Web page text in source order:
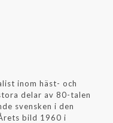
inom häst- och
delar av 80-talen
svensken i den
bild 1960 i